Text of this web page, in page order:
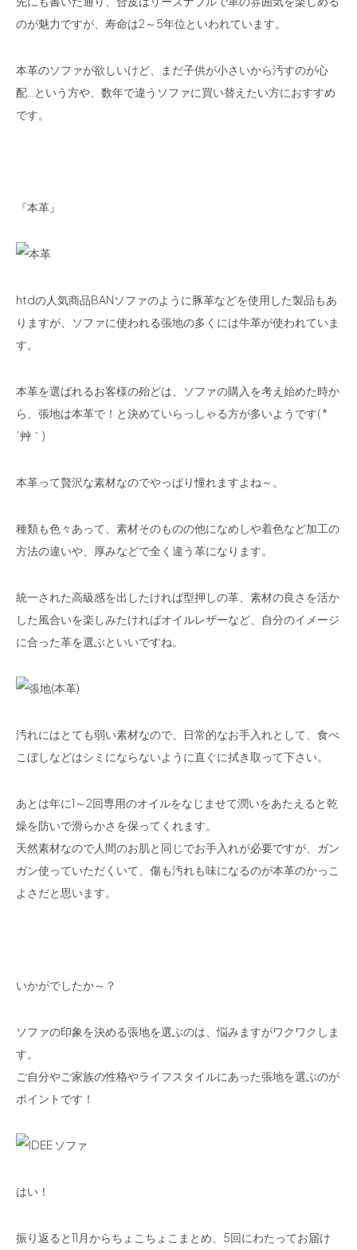
のが魅力ですが、寿命は2～5年位といわれています。
本革のソファが欲しいけど、まだ子供が小さいから汚すのが心
配…という方や、数年で違うソファに買い替えたい方におすすめ
です。
『本革』
htdの人気商品BANソファのように豚革などを使用した製品もあ
りますが、ソファに使われる張地の多くには牛革が使われていま
す。
本革を選ばれるお客様の殆どは、ソファの購入を考え始めた時か
ら、張地は本革で！と決めていらっしゃる方が多いようです( *
´艸｀)
本革って贅沢な素材なのでやっぱり憧れますよね～。
種類も色々あって、素材そのものの他になめしや着色など加工の
方法の違いや、厚みなどで全く違う革になります。
統一された高級感を出したければ型押しの革、素材の良さを活か
した風合いを楽しみたければオイルレザーなど、自分のイメージ
に合った革を選ぶといいですね。
汚れにはとても弱い素材なので、日常的なお手入れとして、食べ
こぼしなどはシミにならないように直ぐに拭き取って下さい。
あとは年に1～2回専用のオイルをなじませて潤いをあたえると乾
燥を防いで滑らかさを保ってくれます。
天然素材なので人間のお肌と同じでお手入れが必要ですが、ガン
ガン使っていただくいて、傷も汚れも味になるのが本革のかっこ
よさだと思います。
いかがでしたか～？
ソファの印象を決める張地を選ぶのは、悩みますがワクワクしま
す。
ご自分やご家族の性格やライフスタイルにあった張地を選ぶのが
ポイントです！
はい！
振り返ると11月からちょこちょこまとめ、5回にわたってお届け